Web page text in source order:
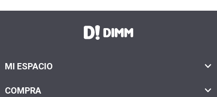
MI ESPACIO
COMPRA